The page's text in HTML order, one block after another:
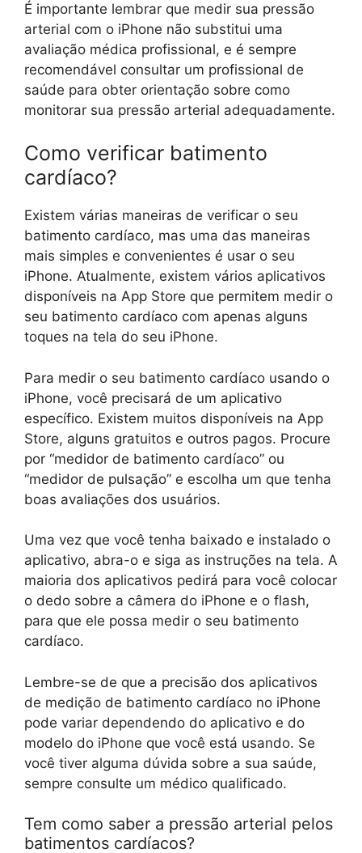
É importante lembrar que medir sua pressão
arterial com o iPhone não substitui uma
avaliação médica profissional, e é sempre
recomendável consultar um profissional de
saúde para obter orientação sobre como
monitorar sua pressão arterial adequadamente.
Como verificar batimento
cardíaco?
Existem várias maneiras de verificar o seu
batimento cardíaco, mas uma das maneiras
mais simples e convenientes é usar o seu
iPhone. Atualmente, existem vários aplicativos
disponíveis na App Store que permitem medir o
seu batimento cardíaco com apenas alguns
toques na tela do seu iPhone.
Para medir o seu batimento cardíaco usando o
iPhone, você precisará de um aplicativo
específico. Existem muitos disponíveis na App
Store, alguns gratuitos e outros pagos. Procure
por “medidor de batimento cardíaco” ou
“medidor de pulsação” e escolha um que tenha
boas avaliações dos usuários.
Uma vez que você tenha baixado e instalado o
aplicativo, abra-o e siga as instruções na tela. A
maioria dos aplicativos pedirá para você colocar
o dedo sobre a câmera do iPhone e o flash,
para que ele possa medir o seu batimento
cardíaco.
Lembre-se de que a precisão dos aplicativos
de medição de batimento cardíaco no iPhone
pode variar dependendo do aplicativo e do
modelo do iPhone que você está usando. Se
você tiver alguma dúvida sobre a sua saúde,
sempre consulte um médico qualificado.
Tem como saber a pressão arterial pelos
batimentos cardíacos?